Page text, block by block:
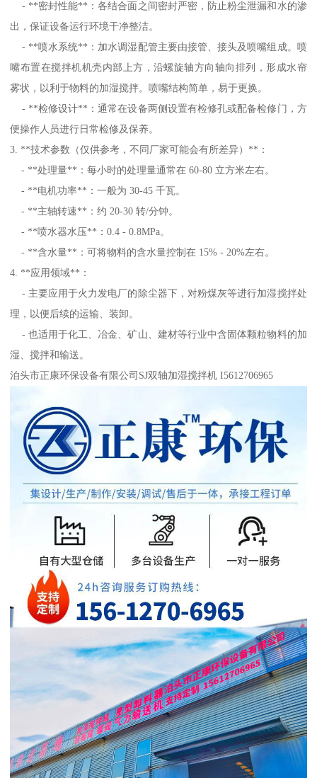
- **密封性能**：各结合面之间密封严密，防止粉尘泄漏和水的渗
出，保证设备运行环境干净整洁。
- **喷水系统**：加水调湿配管主要由接管、接头及喷嘴组成。喷
嘴布置在搅拌机机壳内部上方，沿螺旋轴方向轴向排列，形成水帘
雾状，以利于物料的加湿搅拌。喷嘴结构简单，易于更换。
- **检修设计**：通常在设备两侧设置有检修孔或配备检修门，方
便操作人员进行日常检修及保养。
3. **技术参数（仅供参考，不同厂家可能会有所差异）**：
- **处理量**：每小时的处理量通常在 60-80 立方米左右。
- **电机功率**：一般为 30-45 千瓦。
- **主轴转速**：约 20-30 转/分钟。
- **喷水器水压**：0.4 - 0.8MPa。
- **含水量**：可将物料的含水量控制在 15% - 20%左右。
4. **应用领域**：
- 主要应用于火力发电厂的除尘器下，对粉煤灰等进行加湿搅拌处
理，以便后续的运输、装卸。
- 也适用于化工、冶金、矿山、建材等行业中含固体颗粒物料的加
湿、搅拌和输送。
泊头市正康环保设备有限公司SJ双轴加湿搅拌机 I5612706965